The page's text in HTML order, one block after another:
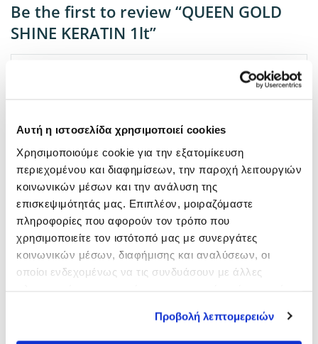
Αυτή η ιστοσελίδα χρησιμοποιεί cookies
Χρησιμοποιούμε cookie για την εξατομίκευση
περιεχομένου και διαφημίσεων, την παροχή λειτουργιών
κοινωνικών μέσων και την ανάλυση της
επισκεψιμότητάς μας. Επιπλέον, μοιραζόμαστε
πληροφορίες που αφορούν τον τρόπο που
χρησιμοποιείτε τον ιστότοπό μας με συνεργάτες
κοινωνικών μέσων, διαφήμισης και αναλύσεων, οι
οποίοι ενδεχομένως να τις συνδυάσουν με άλλες
Προβολή λεπτομερειών
Be the first to review “QUEEN GOLD
SHINE KERATIN 1lt”
Name
Αποθήκευσε το όνομά μου, email, και τον ιστότοπο μου σε
αυτόν τον πλοηγό για την επόμενη φορά που θα σχολιάσω.
Your Rating
Comment